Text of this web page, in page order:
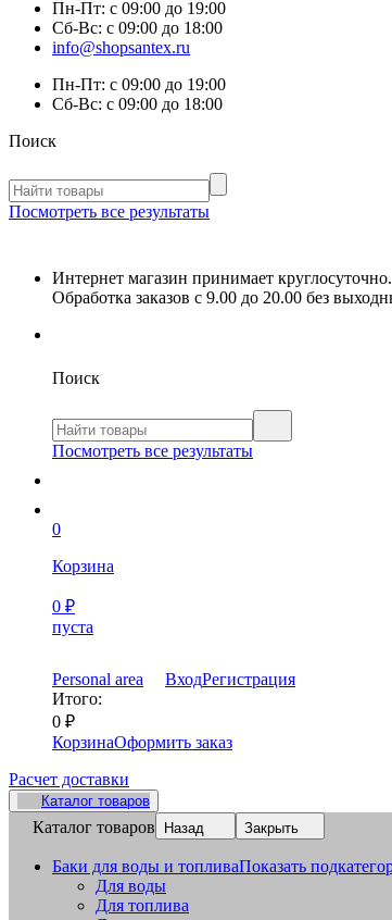
Пн-Пт: с 09:00 до 19:00
Сб-Вс: с 09:00 до 18:00
info@shopsantex.ru
Пн-Пт: с 09:00 до 19:00
Сб-Вс: с 09:00 до 18:00
Поиск
Посмотреть все результаты
Интернет магазин принимает круглосуточно.
Обработка заказов с 9.00 до 20.00 без
Поиск
Посмотреть все результаты
0
Корзина
0 ₽
пуста
Personal area ВходРегистрация
Итого:
0 ₽
КорзинаОформить заказ
Расчет доставки
Каталог товаров
Каталог товаров Назад Закрыть
Баки для воды и топливаПоказать
Для воды
Для топлива